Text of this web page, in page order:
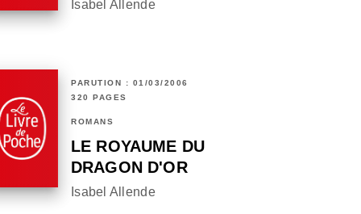
Isabel Allende
PARUTION : 01/03/2006
320 PAGES
ROMANS
LE ROYAUME DU
DRAGON D'OR
Isabel Allende